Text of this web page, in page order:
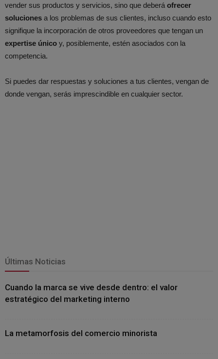
vender sus productos y servicios, sino que deberá ofrecer
soluciones a los problemas de sus clientes, incluso cuando esto
signifique la incorporación de otros proveedores que tengan un
expertise único y, posiblemente, estén asociados con la
competencia.
Si puedes dar respuestas y soluciones a tus clientes, vengan de
donde vengan, serás imprescindible en cualquier sector.
Últimas Noticias
Cuando la marca se vive desde dentro: el valor
estratégico del marketing interno
La metamorfosis del comercio minorista